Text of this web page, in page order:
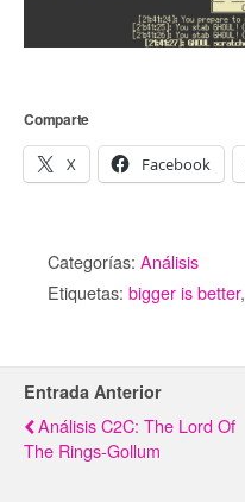
Comparte
X Facebook
Categorías: Análisis
Etiquetas: bigger is better,
Entrada Anterior
Análisis C2C: The Lord Of
The Rings-Gollum